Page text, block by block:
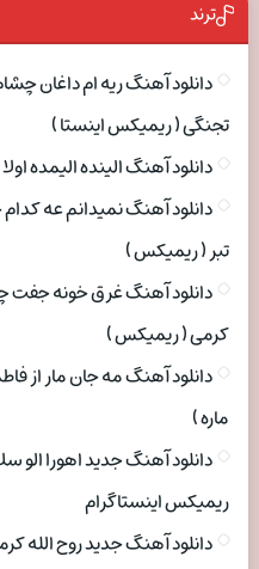
ترند
دانلود آهنگ ریه ام داغان
تجنگی ( ریمیکس اینستا )
دانلود آهنگ الینده الیمده
دانلود آهنگ نمیدانم عه کدام
تبر ( ریمیکس )
دانلود آهنگ غرق خونه جفت
کرمی ( ریمیکس )
دانلود آهنگ مه جان مار از
ماره )
دانلود آهنگ جدید اهورا الو
ریمیکس اینستاگرام